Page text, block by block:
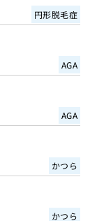
円形脱毛症
AGA
AGA
かつら
かつら